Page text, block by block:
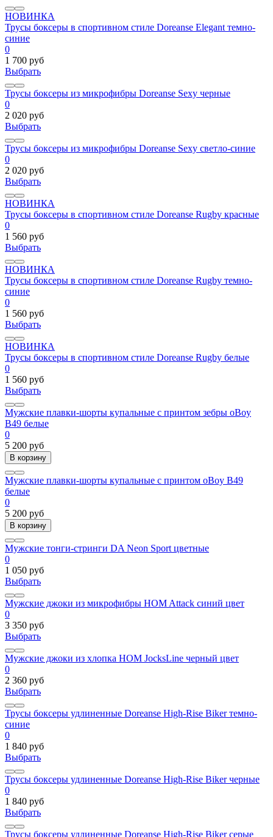
НОВИНКА
Трусы боксеры в спортивном стиле Doreanse Elegant темно-
синие
0
1 700 руб
Выбрать
Трусы боксеры из микрофибры Doreanse Sexy черные
0
2 020 руб
Выбрать
Трусы боксеры из микрофибры Doreanse Sexy светло-синие
0
2 020 руб
Выбрать
НОВИНКА
Трусы боксеры в спортивном стиле Doreanse Rugby красные
0
1 560 руб
Выбрать
НОВИНКА
Трусы боксеры в спортивном стиле Doreanse Rugby темно-
синие
0
1 560 руб
Выбрать
НОВИНКА
Трусы боксеры в спортивном стиле Doreanse Rugby белые
0
1 560 руб
Выбрать
Мужские плавки-шорты купальные с принтом зебры oBoy
B49 белые
0
5 200 руб
В корзину
Мужские плавки-шорты купальные с принтом oBoy B49
белые
0
5 200 руб
В корзину
Мужские тонги-стринги DA Neon Sport цветные
0
1 050 руб
Выбрать
Мужские джоки из микрофибры HOM Attack синий цвет
0
3 350 руб
Выбрать
Мужские джоки из хлопка HOM JocksLine черный цвет
0
2 360 руб
Выбрать
Трусы боксеры удлиненные Doreanse High-Rise Biker темно-
синие
0
1 840 руб
Выбрать
Трусы боксеры удлиненные Doreanse High-Rise Biker черные
0
1 840 руб
Выбрать
Трусы боксеры удлиненные Doreanse High-Rise Biker серые